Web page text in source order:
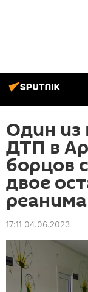
Один из
ДТП в
борцов
двое
17:11 04.06.2023